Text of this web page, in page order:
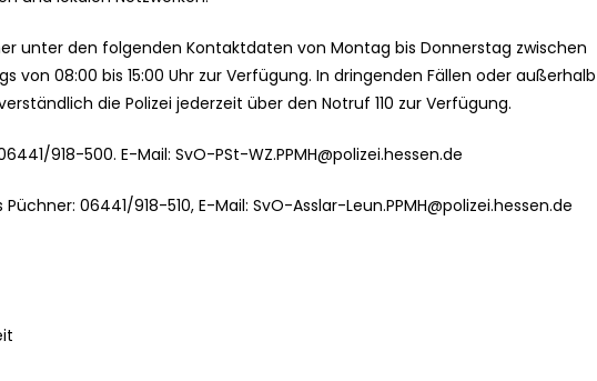
unter den folgenden Kontaktdaten von Montag bis Donnerstag zwischen
von 08:00 bis 15:00 Uhr zur Verfügung. In dringenden Fällen oder außerhalb
die Polizei jederzeit über den Notruf 110 zur Verfügung.
918-500. E-Mail: SvO-PSt-WZ.PPMH@polizei.hessen.de
06441/918-510, E-Mail: SvO-Asslar-Leun.PPMH@polizei.hessen.de